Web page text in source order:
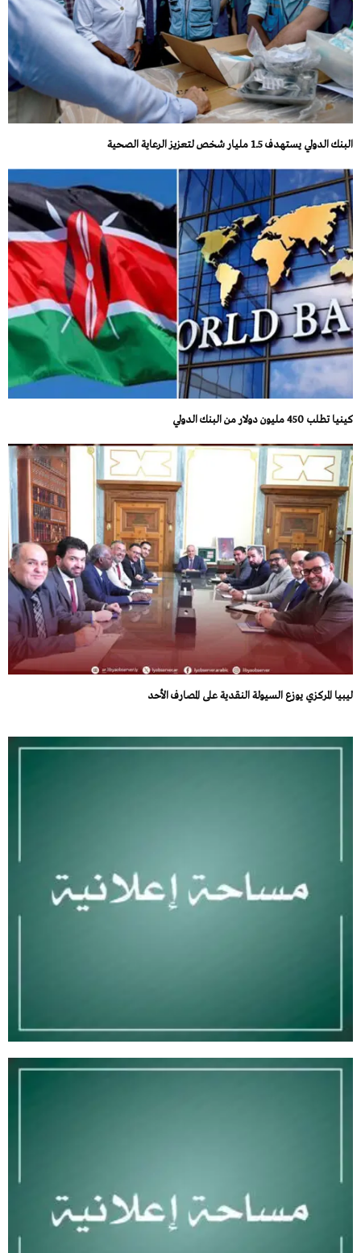
البنك الدولي يستهدف 1.5 مليار شخص لتعزيز الرعاية الصحية
كينيا تطلب 450 مليون دولار من البنك الدولي
ليبيا المركزي يوزع السيولة النقدية على المصارف الأحد